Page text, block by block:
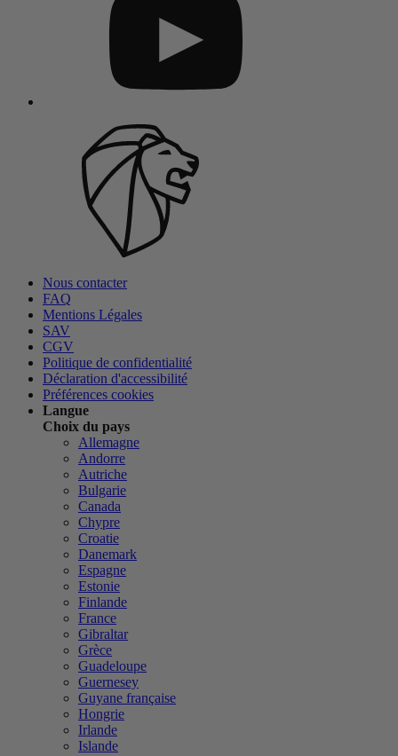
Nous contacter
FAQ
Mentions Légales
SAV
CGV
Politique de confidentialité
Déclaration d'accessibilité
Préférences cookies
Langue
Choix du pays
Allemagne
Andorre
Autriche
Bulgarie
Canada
Chypre
Croatie
Danemark
Espagne
Estonie
Finlande
France
Gibraltar
Grèce
Guadeloupe
Guernesey
Guyane française
Hongrie
Irlande
Islande